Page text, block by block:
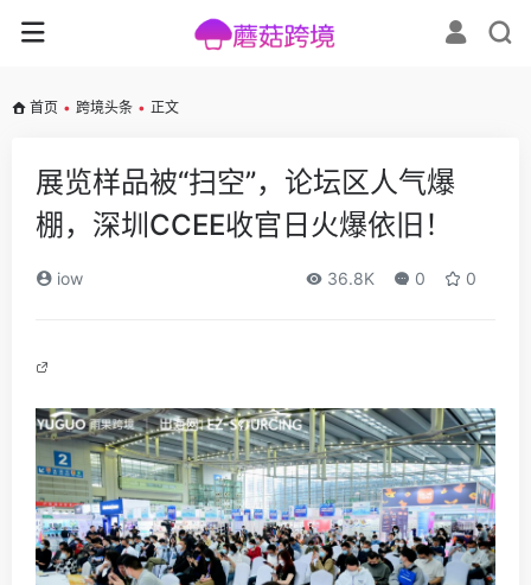
首页 • 跨境头条 • 正文
展览样品被“扫空”，论坛区人气爆
棚，深圳CCEE收官日火爆依旧！
iow 36.8K 0 0